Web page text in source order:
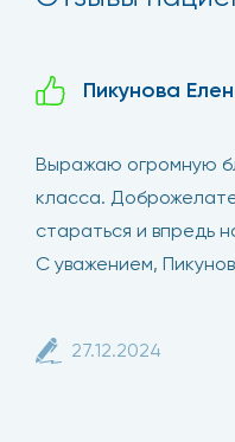
Пикунова
Выражаю огромную
класса.
стараться и впредь
С уважением,
27.12.2024